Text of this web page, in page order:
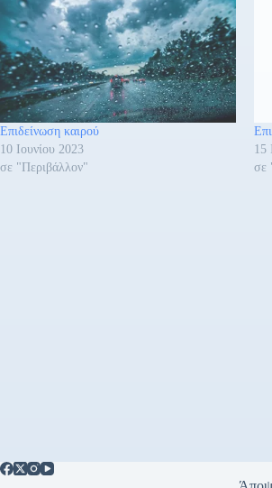
Επιδείνωση καιρού
10 Ιουνίου 2023
σε "Περιβάλλον"
15